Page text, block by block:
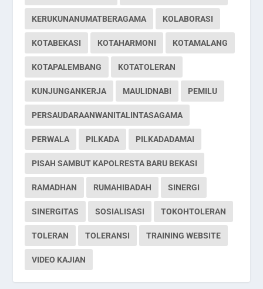
KERUKUNANUMATBERAGAMA KOLABORASI
KOTABEKASI KOTAHARMONI KOTAMALANG
KOTAPALEMBANG KOTATOLERAN
KUNJUNGANKERJA MAULIDNABI PEMILU
PERSAUDARAANWANITALINTASAGAMA
PERWALA PILKADA PILKADADAMAI
PISAH SAMBUT KAPOLRESTA BARU BEKASI
RAMADHAN RUMAHIBADAH SINERGI
SINERGITAS SOSIALISASI TOKOHTOLERAN
TOLERAN TOLERANSI TRAINING WEBSITE
VIDEO KAJIAN